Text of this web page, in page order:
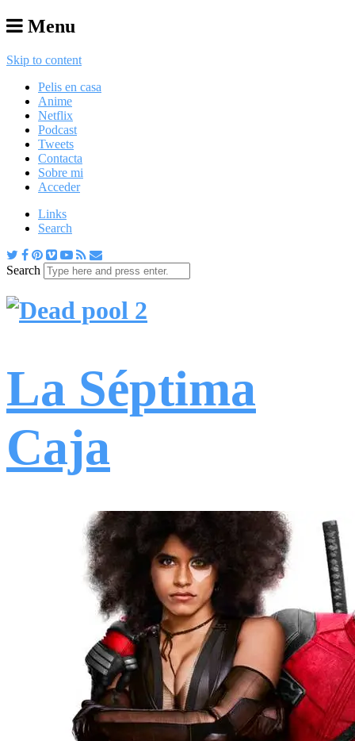
Menu
Skip to content
Pelis en casa
Anime
Netflix
Podcast
Tweets
Contacta
Sobre mi
Acceder
Links
Search
Search
La Séptima
Caja